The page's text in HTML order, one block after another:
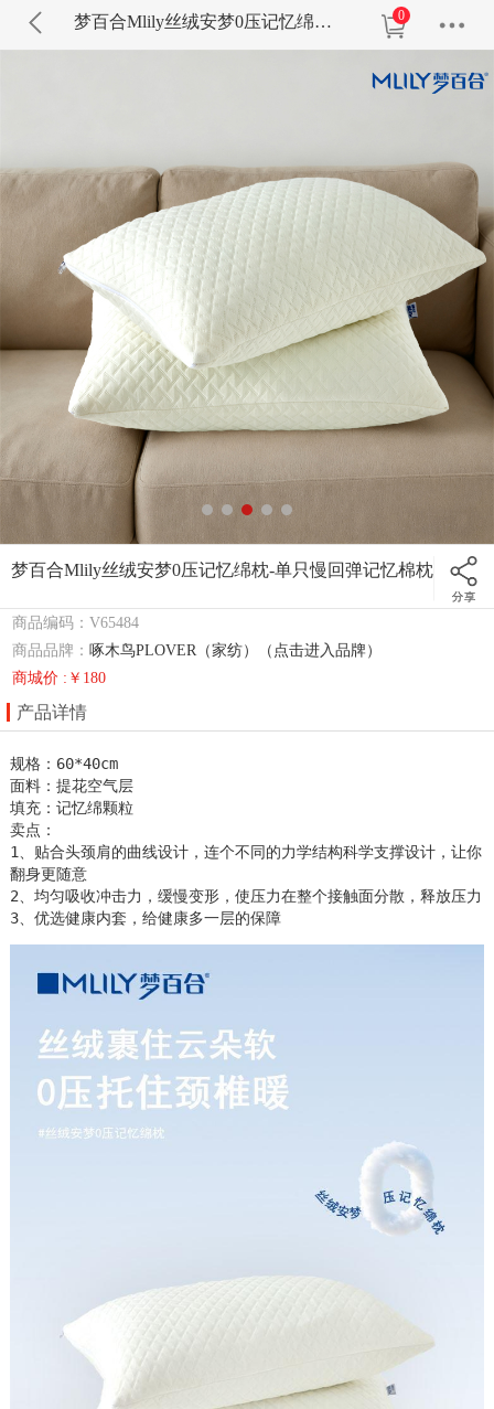
梦百合Mlily丝绒安梦0压记忆绵枕-单只慢回弹记忆棉枕 0
梦百合Mlily丝绒安梦0压记忆绵枕-单只慢回弹记忆棉枕
商品编码：V65484
商品品牌：啄木鸟PLOVER（家纺）（点击进入品牌）
商城价 :￥180
产品详情
规格：60*40cm
面料：提花空气层
填充：记忆绵颗粒
卖点：
1、贴合头颈肩的曲线设计，连个不同的力学结构科学支撑设计，让你
翻身更随意
2、均匀吸收冲击力，缓慢变形，使压力在整个接触面分散，释放压力
3、优选健康内套，给健康多一层的保障